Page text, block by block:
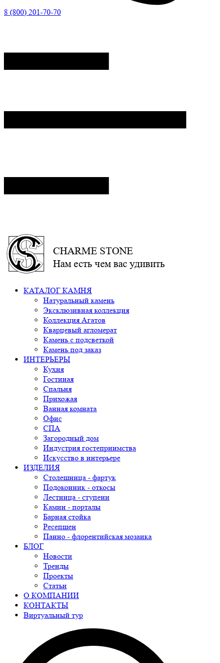
8 (800) 201-70-70
CHARME STONE
Нам есть чем вас удивить
КАТАЛОГ КАМНЯ
Натуральный камень
Эксклюзивная коллекция
Коллекция Агатов
Кварцевый агломерат
Камень с подсветкой
Камень под заказ
ИНТЕРЬЕРЫ
Кухня
Гостиная
Спальня
Прихожая
Ванная комната
Офис
СПА
Загородный дом
Индустрия гостеприимства
Искусство в интерьере
ИЗДЕЛИЯ
Столешница - фартук
Подоконник - откосы
Лестница - ступени
Камин - порталы
Барная стойка
Ресепшен
Панно - флорентийская мозаика
БЛОГ
Новости
Тренды
Проекты
Статьи
О КОМПАНИИ
КОНТАКТЫ
Виртуальный тур